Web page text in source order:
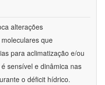
alterações
que
para aclimatização e/ou
sensível e dinâmica nas
o déficit hídrico.